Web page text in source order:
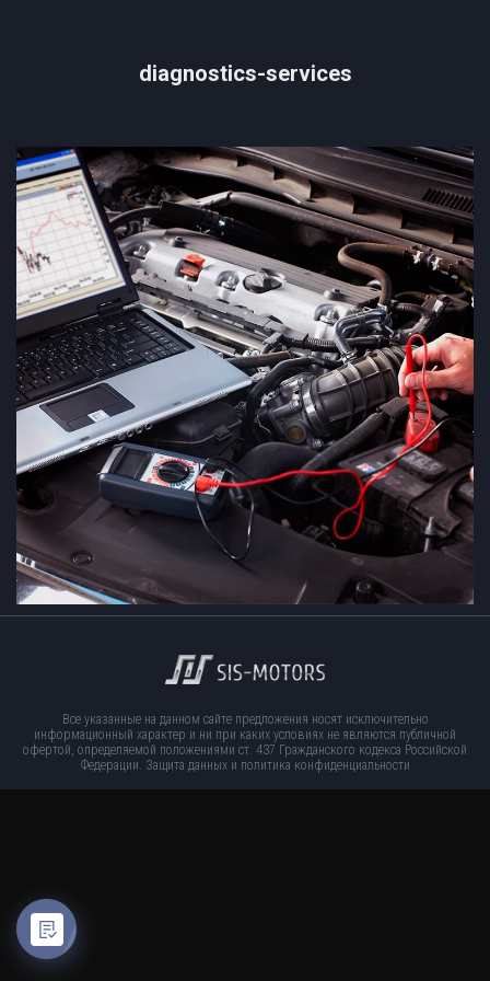
diagnostics-services
Все указанные на данном сайте предложения носят исключительно
информационный характер и ни при каких условиях не являются публичной
офертой, определяемой положениями ст. 437 Гражданского кодекса Российской
Федерации. Защита данных и политика конфиденциальности